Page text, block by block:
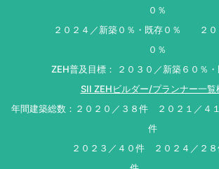
０％
２０２４／新築０％・既存０％ ２０２
０％
ZEH普及目標： ２０３０／新築６０％
SII ZEHビルダー/プランナー一覧
年間建築総数：２０２０／３８件 ２０２１／４
件
２０２３／４０件 ２０２４／２８件